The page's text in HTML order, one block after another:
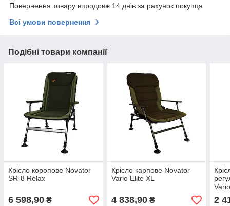
Повернення товару впродовж 14 днів за рахунок покупця
Всі умови повернення
Подібні товари компанії
Крісло коропове Novator
SR-8 Relax
6 598,90 ₴
Крісло карпове Novator
Vario Elite XL
4 838,90₴ 2